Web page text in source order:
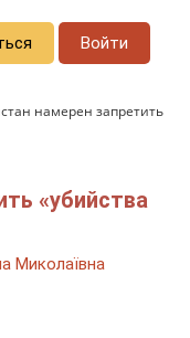
Войти
намерен запретить
«убийства
Миколаївна